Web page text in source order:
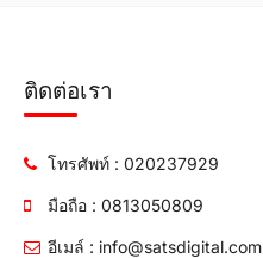
ติดต่อเรา
โทรศัพท์ : 020237929
มือถือ : 0813050809
อีเมล์ : info@satsdigital.com